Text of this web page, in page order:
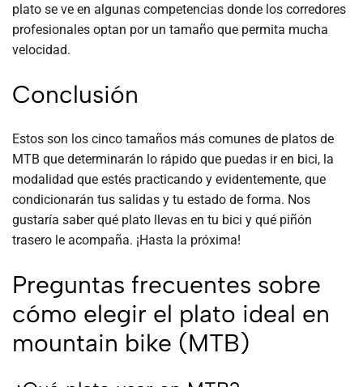
plato se ve en algunas competencias donde los corredores
profesionales optan por un tamaño que permita mucha
velocidad.
Conclusión
Estos son los cinco tamaños más comunes de platos de
MTB que determinarán lo rápido que puedas ir en bici, la
modalidad que estés practicando y evidentemente, que
condicionarán tus salidas y tu estado de forma. Nos
gustaría saber qué plato llevas en tu bici y qué piñón
trasero le acompaña. ¡Hasta la próxima!
Preguntas frecuentes sobre
cómo elegir el plato ideal en
mountain bike (MTB)